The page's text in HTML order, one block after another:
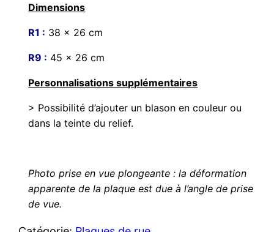
Dimensions
R1 : 38 x 26 cm
R9 : 45 x 26 cm
Personnalisations supplémentaires
> Possibilité d’ajouter un blason en couleur ou
dans la teinte du relief.
Photo prise en vue plongeante : la déformation
apparente de la plaque est due à l’angle de prise
de vue.